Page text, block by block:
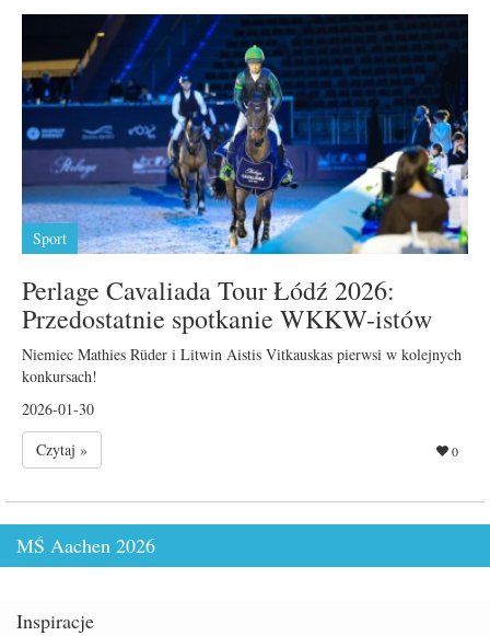
Sport
Perlage Cavaliada Tour Łódź 2026:
Przedostatnie spotkanie WKKW-istów
Niemiec Mathies Rüder i Litwin Aistis Vitkauskas pierwsi w kolejnych
konkursach!
2026-01-30
Czytaj »
0
MŚ Aachen 2026
Inspiracje